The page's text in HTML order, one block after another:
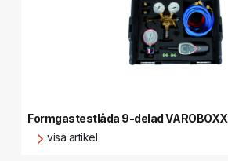
Formgastestlåda 9-delad VAROBOXX
visa artikel